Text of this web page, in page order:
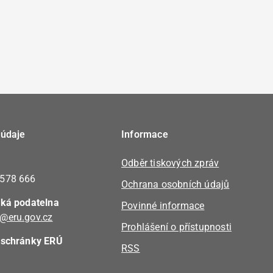
666
podatelna
ERÚ
Informace
Odběr tiskových zpráv
Ochrana osobních údajů
Povinné informace
Prohlášení o přístupnosti
RSS